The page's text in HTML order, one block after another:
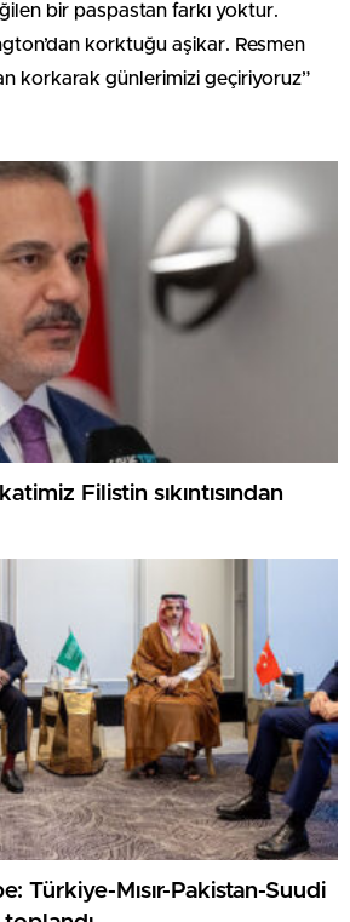
bir paspastan farkı yoktur.
korktuğu aşikar. Resmen
korkarak günlerimizi geçiriyoruz”
Filistin sıkıntısından
Türkiye-Mısır-Pakistan-Suudi